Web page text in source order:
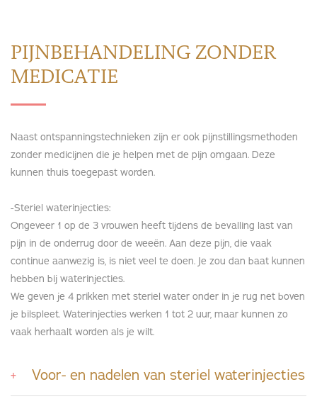
PIJNBEHANDELING ZONDER
MEDICATIE
Naast ontspanningstechnieken zijn er ook pijnstillingsmethoden
zonder medicijnen die je helpen met de pijn omgaan. Deze
kunnen thuis toegepast worden.
-Steriel waterinjecties:
Ongeveer 1 op de 3 vrouwen heeft tijdens de bevalling last van
pijn in de onderrug door de weeën. Aan deze pijn, die vaak
continue aanwezig is, is niet veel te doen. Je zou dan baat kunnen
hebben bij waterinjecties.
We geven je 4 prikken met steriel water onder in je rug net boven
je bilspleet. Waterinjecties werken 1 tot 2 uur, maar kunnen zo
vaak herhaalt worden als je wilt.
Voor- en nadelen van steriel waterinjecties